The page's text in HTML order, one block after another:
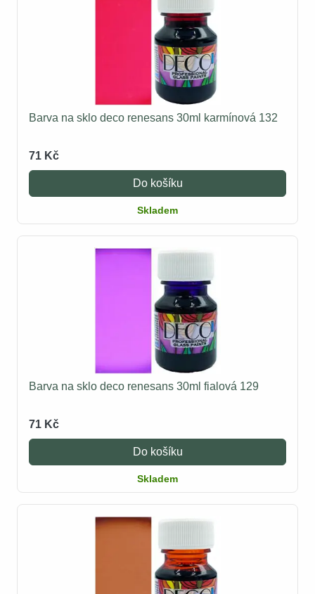
Barva na sklo deco renesans 30ml karmínová 132
71 Kč
Do košíku
Skladem
Barva na sklo deco renesans 30ml fialová 129
71 Kč
Do košíku
Skladem